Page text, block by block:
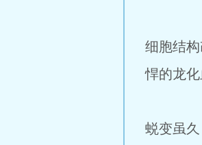
细胞结
悍的龙化
蜕变虽